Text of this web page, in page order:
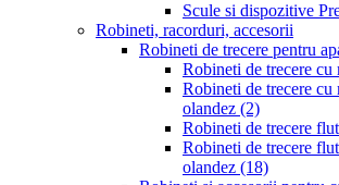
Scule si dispozitive
Robineti, racorduri, accesorii
Robineti de trecere pentru
Robineti de trecere cu
Robineti de trecere cu
olandez (2)
Robineti de trecere
Robineti de trecere
olandez (18)